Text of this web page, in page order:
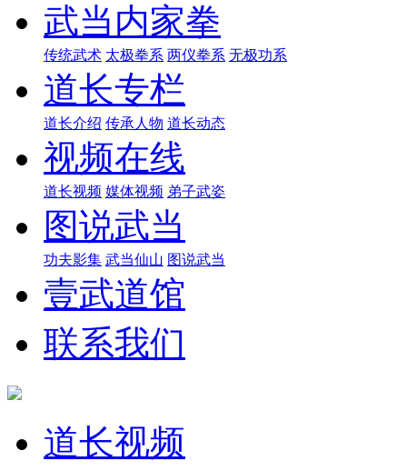
武当内家拳
传统武术 太极拳系 两仪拳系 无极功系
道长专栏
道长介绍 传承人物 道长动态
视频在线
道长视频 媒体视频 弟子武姿
图说武当
功夫影集 武当仙山 图说武当
壹武道馆
联系我们
道长视频